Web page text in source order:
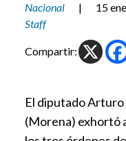
Nacional |
15
Staff
Compartir:
El diputado
(Morena) exhortó